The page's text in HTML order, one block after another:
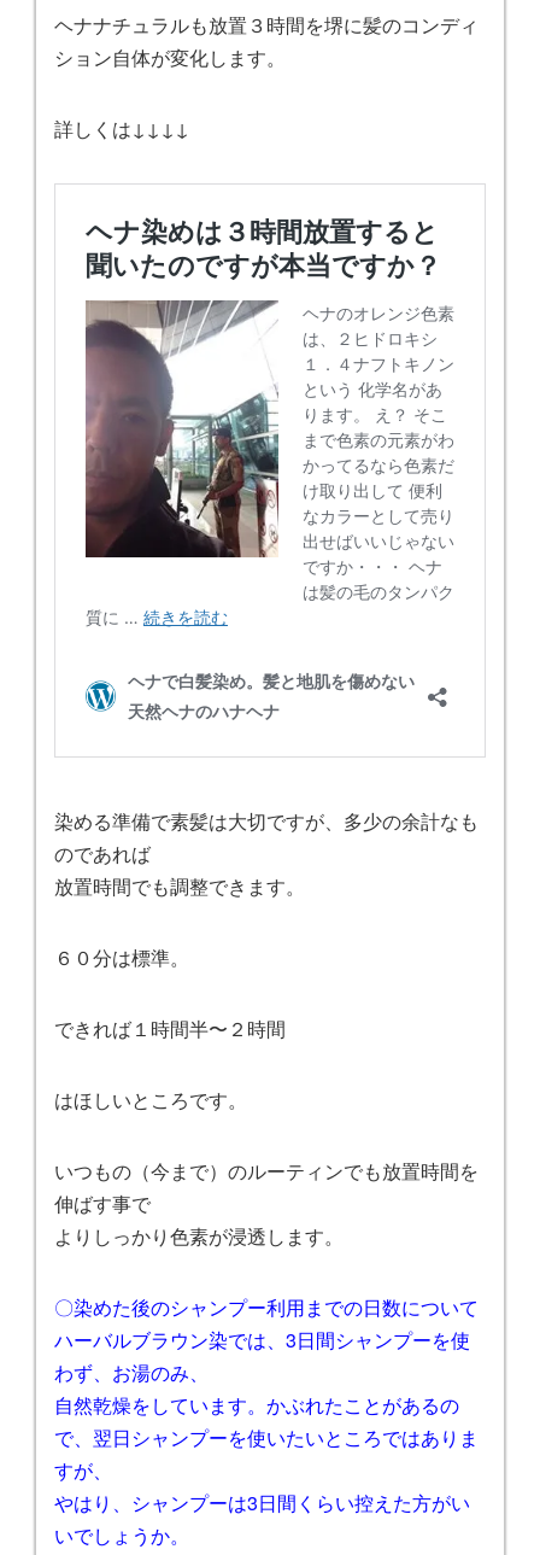
ヘナナチュラルも放置３時間を堺に髪のコンディ
ション自体が変化します。
詳しくは↓↓↓↓
染める準備で素髪は大切ですが、多少の余計なも
のであれば
放置時間でも調整できます。
６０分は標準。
できれば１時間半〜２時間
はほしいところです。
いつもの（今まで）のルーティンでも放置時間を
伸ばす事で
よりしっかり色素が浸透します。
〇染めた後のシャンプー利用までの日数について
ハーバルブラウン染では、3日間シャンプーを使
わず、お湯のみ、
自然乾燥をしています。かぶれたことがあるの
で、翌日シャンプーを使いたいところではありま
すが、
やはり、シャンプーは3日間くらい控えた方がい
いでしょうか。